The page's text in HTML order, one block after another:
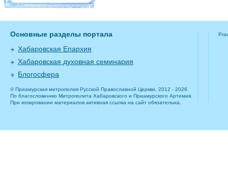
Основные разделы портала
Хабаровская Епархия
Хабаровская духовная семинария
Блогосфера
© Приамурская митрополия Русской Православной Церкви, 2012 - 2026
По благословению Митрополита Хабаровского и Приамурского Артемия.
При копировании материалов активная ссылка на сайт обязательна.